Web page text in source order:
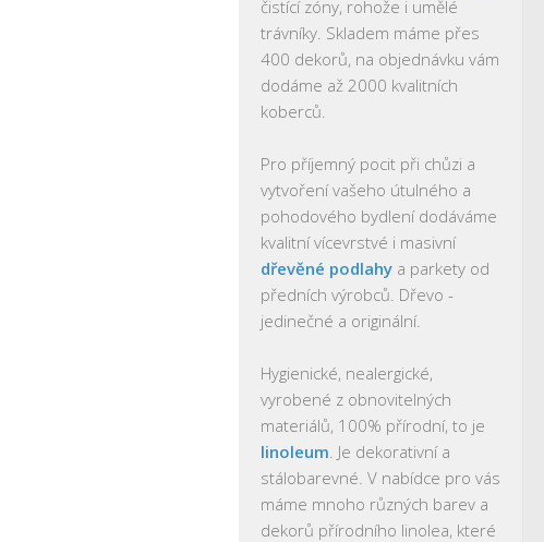
čistící zóny, rohože i umělé
trávníky. Skladem máme přes
400 dekorů, na objednávku vám
dodáme až 2000 kvalitních
koberců.
Pro příjemný pocit při chůzi a
vytvoření vašeho útulného a
pohodového bydlení dodáváme
kvalitní vícevrstvé i masivní
dřevěné podlahy a parkety od
předních výrobců. Dřevo -
jedinečné a originální.
Hygienické, nealergické,
vyrobené z obnovitelných
materiálů, 100% přírodní, to je
linoleum. Je dekorativní a
stálobarevné. V nabídce pro vás
máme mnoho různých barev a
dekorů přírodního linolea, které